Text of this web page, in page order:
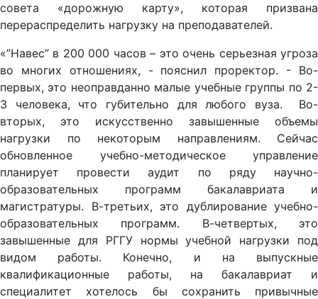
совета «дорожную карту», которая призвана
перераспределить нагрузку на преподавателей.
«”Навес” в 200 000 часов – это очень серьезная угроза
во многих отношениях, - пояснил проректор. - Во-
первых, это неоправданно малые учебные группы по 2-
3 человека, что губительно для любого вуза. Во-
вторых, это искусственно завышенные объемы
нагрузки по некоторым направлениям. Сейчас
обновленное учебно-методическое управление
планирует провести аудит по ряду научно-
образовательных программ бакалавриата и
магистратуры. В-третьих, это дублирование учебно-
образовательных программ. В-четвертых, это
завышенные для РГГУ нормы учебной нагрузки под
видом работы. Конечно, и на выпускные
квалификационные работы, на бакалавриат и
специалитет хотелось бы сохранить привычные